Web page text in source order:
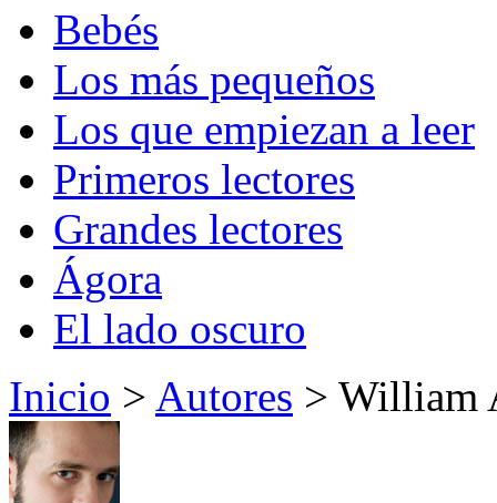
Bebés
Los más pequeños
Los que empiezan a leer
Primeros lectores
Grandes lectores
Ágora
El lado oscuro
Inicio > Autores > William